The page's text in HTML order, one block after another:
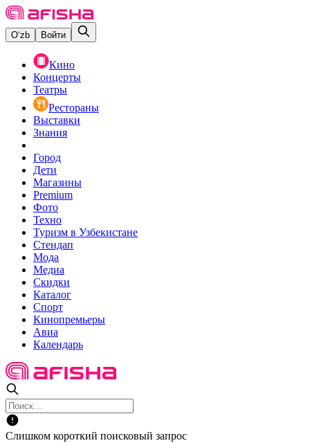
O‘zb Войти
Кино
Концерты
Театры
Рестораны
Выставки
Знания
Город
Дети
Магазины
Premium
Фото
Техно
Туризм в Узбекистане
Стендап
Мода
Медиа
Скидки
Каталог
Спорт
Кинопремьеры
Авиа
Календарь
Слишком короткий поисковый запрос